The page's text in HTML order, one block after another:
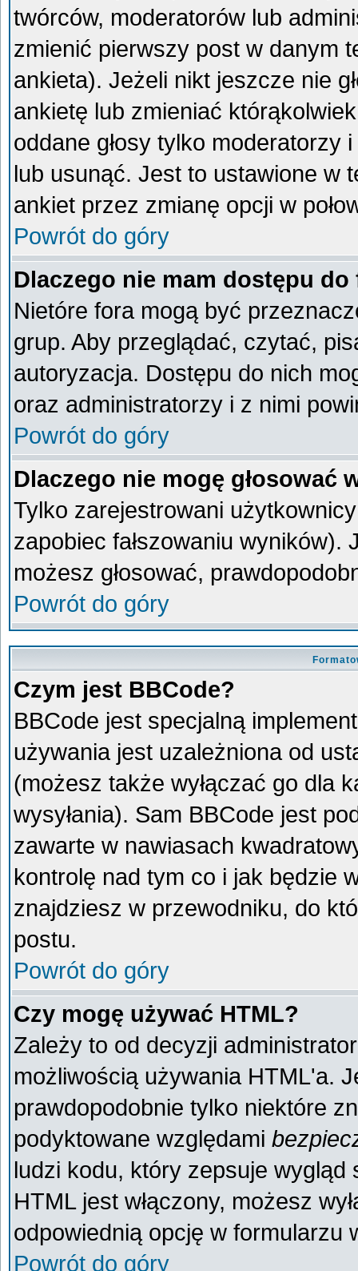
twórców, moderatorów lub
zmienić pierwszy post w danym
ankieta). Jeżeli nikt jeszcze nie
ankietę lub zmieniać
oddane głosy tylko moderatorzy
lub usunąć. Jest to ustawione w
ankiet przez zmianę opcji w
Powrót do góry
Dlaczego nie mam dostępu
Nietóre fora mogą być
grup. Aby przeglądać, czytać,
autoryzacja. Dostępu do nich
oraz administratorzy i z nimi
Powrót do góry
Dlaczego nie mogę głosować
Tylko zarejestrowani
zapobiec fałszowaniu wyników).
możesz głosować,
Powrót do góry
Czym jest BBCode?
BBCode jest specjalną
używania jest uzależniona od
(możesz także wyłączać go dla
wysyłania). Sam BBCode jest
zawarte w nawiasach
kontrolę nad tym co i jak będzie
znajdziesz w przewodniku, do
postu.
Powrót do góry
Czy mogę używać HTML?
Zależy to od decyzji
możliwością używania HTML'a.
prawdopodobnie tylko niektóre
podyktowane względami
ludzi kodu, który zepsuje wygląd
HTML jest włączony, możesz
odpowiednią opcję w formularzu
Powrót do góry